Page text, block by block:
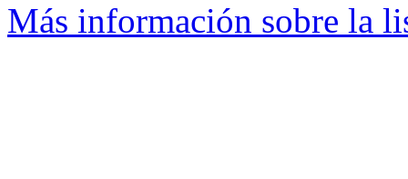
Más información sobre la